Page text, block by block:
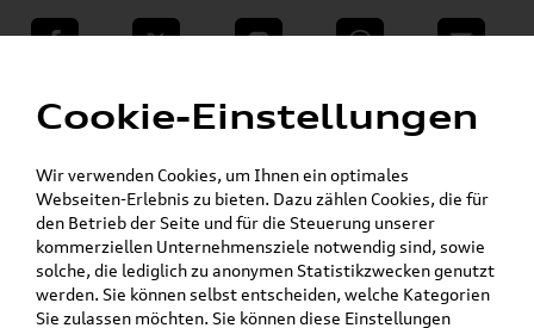
teilen Twitter Instagram WhatsApp E-Mail
Skoda Shop - Skoda Originalteile und Zubehör
» Volkswagen Produkte »
Polo
Mein Kundenkonto Warenkorb
Artikel für ihr Modell
Cookie-Einstellungen
Wir verwenden Cookies, um Ihnen ein optimales
Webseiten-Erlebnis zu bieten. Dazu zählen Cookies, die für
den Betrieb der Seite und für die Steuerung unserer
kommerziellen Unternehmensziele notwendig sind, sowie
solche, die lediglich zu anonymen Statistikzwecken genutzt
werden. Sie können selbst entscheiden, welche Kategorien
Sie zulassen möchten. Sie können diese Einstellungen